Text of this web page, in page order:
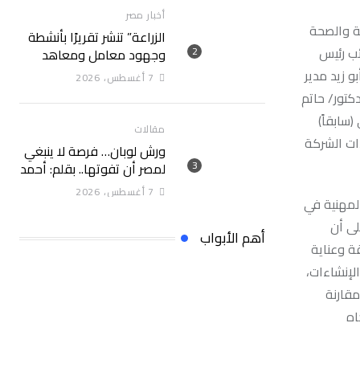
والصحة
رئيس
زيد مدير
حاتم
الشركة
في
أن
وعناية
أخبار مصر
الزراعة” تنشر تقريرًا بأنشطة
وجهود معامل ومعاهد
“البحوث الزراعية” خلال
الأسبوع الأول من أغسطس
2026
7 أغسطس، 2026
مقالات
ورش لوبان… فرصة لا ينبغي
لمصر أن تفوتها.. بقلم: أحمد
سلام
7 أغسطس، 2026
أهم الأبواب